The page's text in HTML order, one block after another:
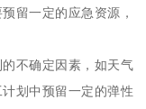
留一定的应急资源，
不确定因素，如天气
划中预留一定的弹性